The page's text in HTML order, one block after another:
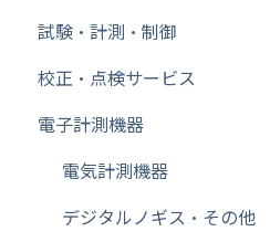
台はかり
その他【比重測定キット】
Bluetooth
その他【天秤（天びん）
その他【特定計量器】
ロードセル
ウェイトチェッカ
金属検出機
試験・計測・制御
FFT ファイル変換
FFT WCAPROオフライン
FFT cWCA（AD3651）オ
FFT 信号発生器設定
校正・点検サービス
電子計測機器
電気計測機器
デジタルノギス・その他